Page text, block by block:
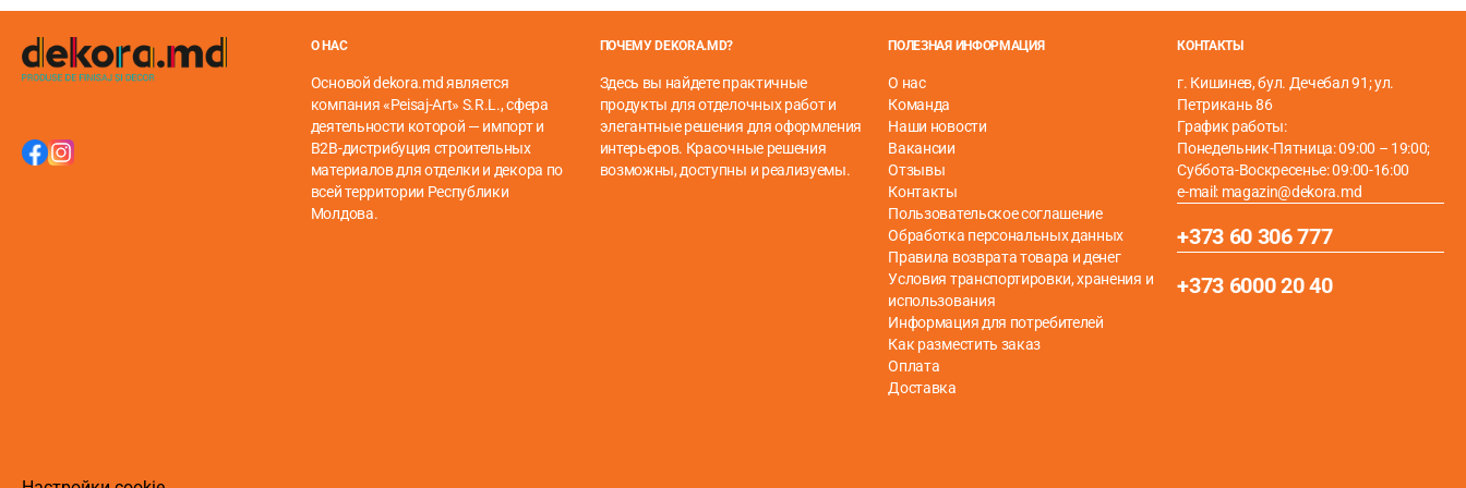
Представляет собой модульное покрытие с защелкивающейся системой, для плавающего пола, аналогичного ламинату.
Структура напольного покрытия STONEWOOD SPC:
О НАС
Основой dekora.md является
компания «Peisaj-Art» S.R.L., сфера
деятельности которой — импорт и
B2B-дистрибуция строительных
материалов для отделки и декора по
всей территории Республики
Молдова.
ПОЧЕМУ DEKORA.MD?
Здесь вы найдете практичные
продукты для отделочных работ и
элегантные решения для оформления
интерьеров. Красочные решения
возможны, доступны и реализуемы.
ПОЛЕЗНАЯ ИНФОРМАЦИЯ
О нас
Команда
Наши новости
Вакансии
Отзывы
Контакты
Пользовательское соглашение
Обработка персональных данных
Правила возврата товара и денег
Условия транспортировки, хранения и
использования
Информация для потребителей
Как разместить заказ
Оплата
Доставка
КОНТАКТЫ
г. Кишинев, бул. Дечебал 91; ул.
Петрикань 86
График работы:
Понедельник-Пятница: 09:00 – 19:00;
Суббота-Воскресенье: 09:00-16:00
e-mail: magazin@dekora.md
+373 60 306 777
+373 6000 20 40